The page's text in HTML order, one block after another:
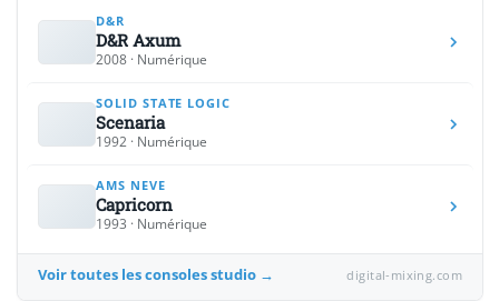
D&R
D&R Axum
2008 · Numérique
SOLID STATE LOGIC
Scenaria
1992 · Numérique
AMS NEVE
Capricorn
1993 · Numérique
Voir toutes les consoles studio → digital-mixing.com